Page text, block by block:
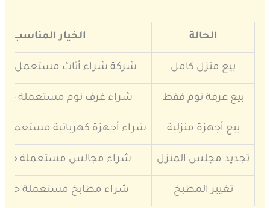
الحالة الخيار المناسب
بيع منزل كامل شركة شراء أثاث مستعمل حي
بيع غرفة نوم فقط شراء غرف نوم مستعملة حي
بيع أجهزة منزلية شراء أجهزة كهربائية مستعملة
تجديد مجلس المنزل شراء مجالس مستعملة حي
تغيير المطبخ شراء مطابخ مستعملة حي